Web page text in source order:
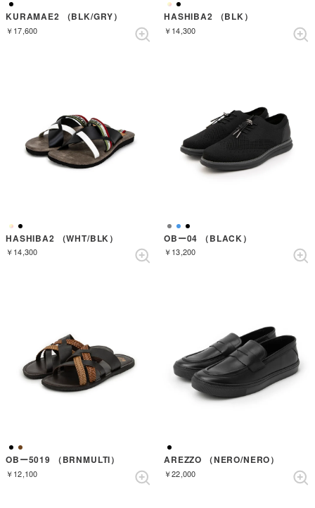
KURAMAE2 （BLK/GRY）
￥17,600
HASHIBA2 （BLK）
￥14,300
HASHIBA2 （WHT/BLK）
￥14,300
OBー04 （BLACK）
￥13,200
OBー5019 （BRNMULTI）
￥12,100
AREZZO （NERO/NERO）
￥22,000